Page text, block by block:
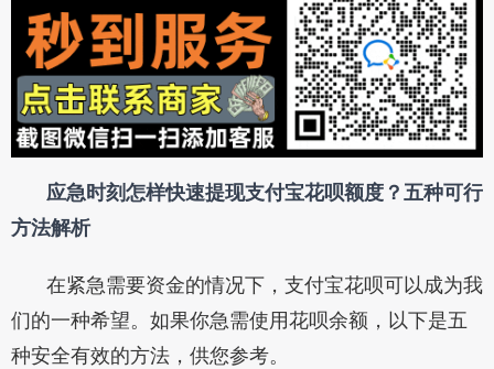
应急时刻怎样快速提现支付宝花呗额度？五种可行
方法解析
在紧急需要资金的情况下，支付宝花呗可以成为我
们的一种希望。如果你急需使用花呗余额，以下是五
种安全有效的方法，供您参考。